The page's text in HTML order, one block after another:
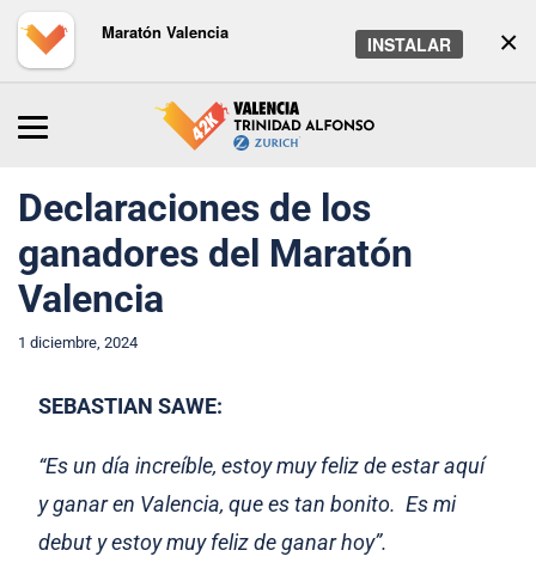
×
Maratón Valencia
INSTALAR
Noticias
Declaraciones de los
ganadores del Maratón
Valencia
1 diciembre, 2024
SEBASTIAN SAWE:
“Es un día increíble, estoy muy feliz de estar aquí
y ganar en Valencia, que es tan bonito. Es mi
debut y estoy muy feliz de ganar hoy”.